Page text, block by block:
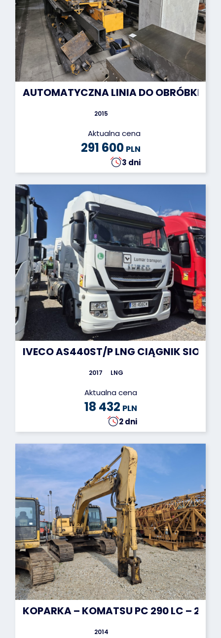
AUTOMATYCZNA LINIA DO OBRÓBKI
2015
Aktualna cena
291 600 PLN
3 dni
IVECO AS440ST/P LNG CIĄGNIK
2017 LNG
Aktualna cena
18 432 PLN
2 dni
KOPARKA – KOMATSU PC 290 LC –
2014